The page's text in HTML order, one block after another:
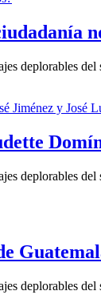
deplorables
deplorables
deplorables